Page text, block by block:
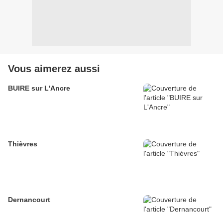
Vous aimerez aussi
BUIRE sur L'Ancre
Thièvres
Dernancourt